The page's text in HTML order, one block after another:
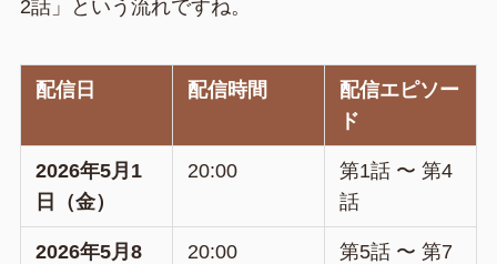
2話」という流れですね。
配信日 配信時間
配信エピソー
ド
2026年5月1
日（金）
20:00
第1話 〜 第4
話
2026年5月8 20:00 第5話 〜 第7